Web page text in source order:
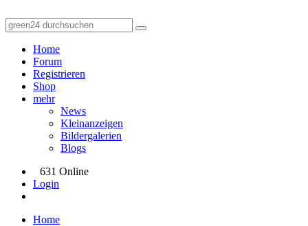
Home
Forum
Registrieren
Shop
mehr
News
Kleinanzeigen
Bildergalerien
Blogs
631 Online
Login
Home